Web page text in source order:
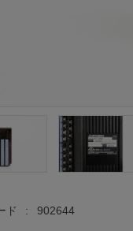
ド : 902644